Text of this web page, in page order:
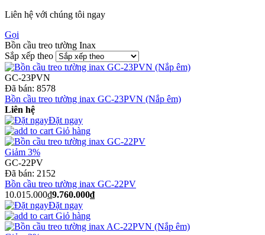
Liên hệ với chúng tôi ngay
Gọi
Bồn cầu treo tường Inax
Sắp xếp theo
GC-23PVN
Đã bán: 8578
Bồn cầu treo tường inax GC-23PVN (Nắp êm)
Liên hệ
Đặt ngay
Giỏ hàng
Giảm 3%
GC-22PV
Đã bán: 2152
Bồn cầu treo tường inax GC-22PV
10.015.000₫9.760.000₫
Đặt ngay
Giỏ hàng